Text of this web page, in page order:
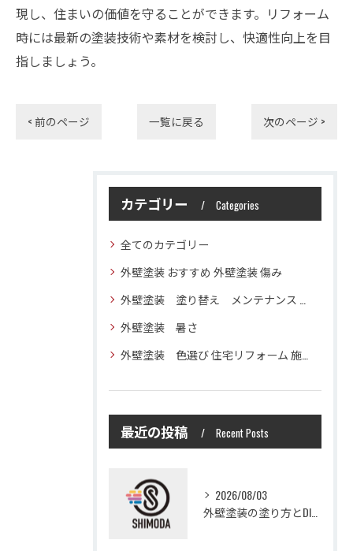
現し、住まいの価値を守ることができます。リフォーム
時には最新の塗装技術や素材を検討し、快適性向上を目
指しましょう。
< 前のページ 一覧に戻る 次のページ >
カテゴリー Categories
全てのカテゴリー
外壁塗装 おすすめ 外壁塗装 傷み
外壁塗装 塗り替え メンテナンス 住宅塗装
外壁塗装 暑さ
外壁塗装 色選び 住宅リフォーム 施工技術
最近の投稿 Recent Posts
2026/08/03